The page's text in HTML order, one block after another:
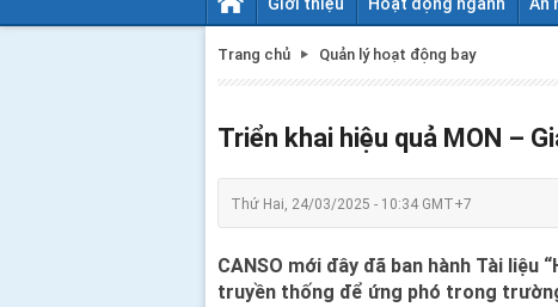
Trang chủ Quản lý hoạt động bay
Triển khai hiệu quả MON –
Thứ Hai, 24/03/2025 - 10:34 GMT+7
CANSO mới đây đã ban hành Tài
truyền thống để ứng phó trong